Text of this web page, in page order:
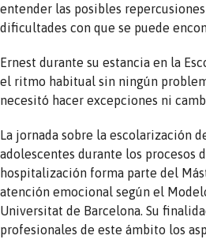
entender las posibles
dificultades con que se puede
Ernest durante su estancia en la
el ritmo habitual sin ningún
necesitó hacer excepciones ni
La jornada sobre la escolarización
adolescentes durante los procesos
hospitalización forma parte del
atención emocional según el
Universitat de Barcelona. Su
profesionales de este ámbito los